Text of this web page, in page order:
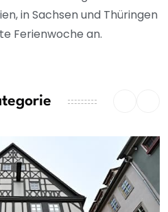
in Sachsen und Thüringen
Ferienwoche an.